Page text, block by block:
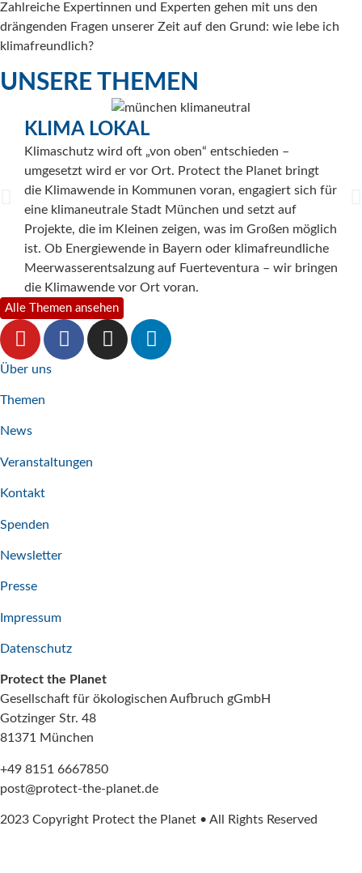
Zahlreiche Expertinnen und Experten gehen mit uns den
drängenden Fragen unserer Zeit auf den Grund: wie lebe ich
klimafreundlich?
UNSERE THEMEN
KLIMA LOKAL
Klimaschutz wird oft „von oben“ entschieden –
umgesetzt wird er vor Ort. Protect the Planet bringt
die Klimawende in Kommunen voran, engagiert sich für
eine klimaneutrale Stadt München und setzt auf
Projekte, die im Kleinen zeigen, was im Großen möglich
ist. Ob Energiewende in Bayern oder klimafreundliche
Meerwasserentsalzung auf Fuerteventura – wir bringen
die Klimawende vor Ort voran.
Alle Themen ansehen
Über uns
Themen
News
Veranstaltungen
Kontakt
Spenden
Newsletter
Presse
Impressum
Datenschutz
Protect the Planet
Gesellschaft für ökologischen Aufbruch gGmbH
Gotzinger Str. 48
81371 München
+49 8151 6667850
post@protect-the-planet.de
2023 Copyright Protect the Planet • All Rights Reserved